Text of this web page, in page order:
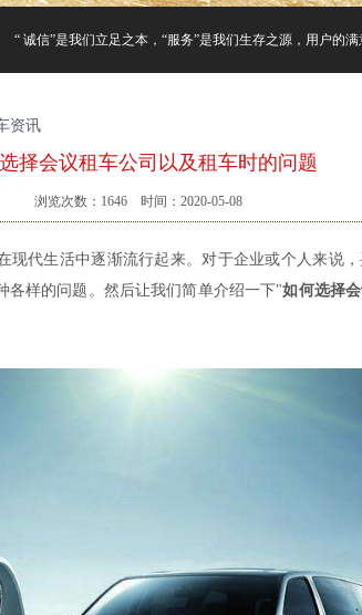
诚信”是我们立足之本，“服务”是我们生存之源，用户的满
资讯
择会议租车公司以及租车时的问题
浏览次数： 1646 时间：2020-05-08
代生活中逐渐流行起来。对于企业或个人来说，
各样的问题。然后让我们简单介绍一下"如何选择